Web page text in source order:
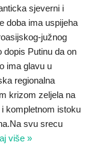
sjeverni i
doba ima uspijeha
južnog
dopis Putinu da on
ima glavu u
regionalna
krizom zeljela na
kompletnom istoku
svu srecu
više »